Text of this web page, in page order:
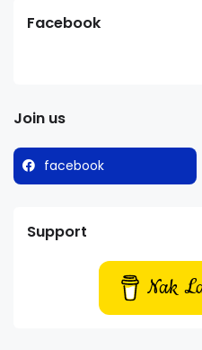
Facebook
Join us
facebook
Support
Nak